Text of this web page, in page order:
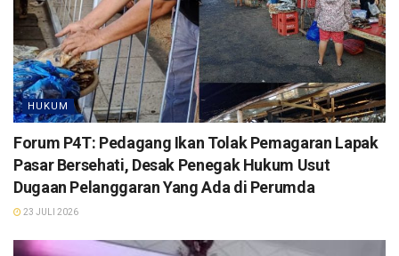
HUKUM
Forum P4T: Pedagang Ikan Tolak Pemagaran Lapak
Pasar Bersehati, Desak Penegak Hukum Usut
Dugaan Pelanggaran Yang Ada di Perumda
23 JULI 2026